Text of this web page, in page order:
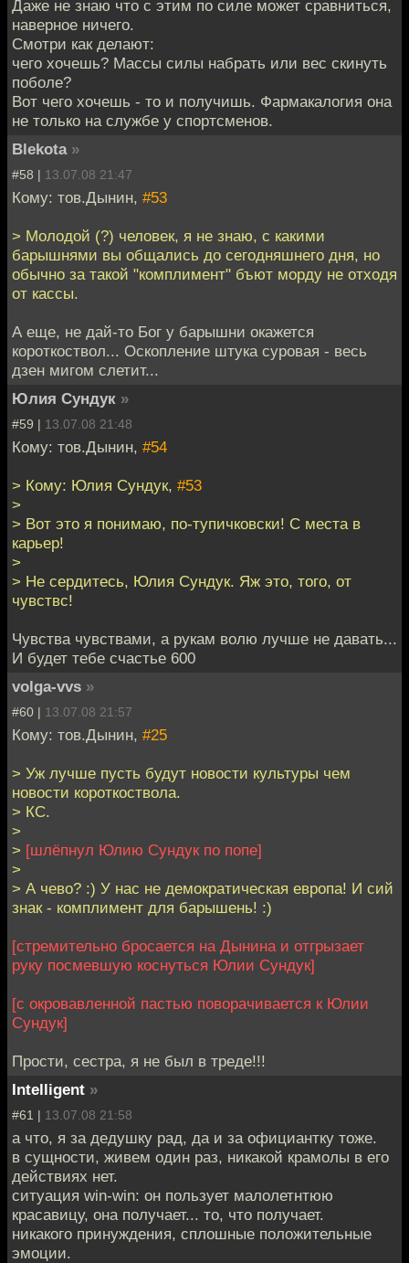
Даже не знаю что с этим по силе может сравниться,
наверное ничего.
Смотри как делают:
чего хочешь? Массы силы набрать или вес скинуть
поболе?
Вот чего хочешь - то и получишь. Фармакалогия она
не только на службе у спортсменов.
Blekota »
#58 | 13.07.08 21:47
Кому: тов.Дынин, #53
> Молодой (?) человек, я не знаю, с какими
барышнями вы общались до сегодняшнего дня, но
обычно за такой "комплимент" бъют морду не отходя
от кассы.
А еще, не дай-то Бог у барышни окажется
короткоствол... Оскопление штука суровая - весь
дзен мигом слетит...
Юлия Сундук »
#59 | 13.07.08 21:48
Кому: тов.Дынин, #54
> Кому: Юлия Сундук, #53
>
> Вот это я понимаю, по-тупичковски! С места в
карьер!
>
> Не сердитесь, Юлия Сундук. Яж это, того, от
чувствс!
Чувства чувствами, а рукам волю лучше не давать...
И будет тебе счастье 600
volga-vvs »
#60 | 13.07.08 21:57
Кому: тов.Дынин, #25
> Уж лучше пусть будут новости культуры чем
новости короткоствола.
> КС.
>
> [шлёпнул Юлию Сундук по попе]
>
> А чево? :) У нас не демократическая европа! И сий
знак - комплимент для барышень! :)
[стремительно бросается на Дынина и отгрызает
руку посмевшую коснуться Юлии Сундук]
[с окровавленной пастью поворачивается к Юлии
Сундук]
Прости, сестра, я не был в треде!!!
Intelligent »
#61 | 13.07.08 21:58
а что, я за дедушку рад, да и за официантку тоже.
в сущности, живем один раз, никакой крамолы в его
действиях нет.
ситуация win-win: он пользует малолетнтюю
красавицу, она получает... то, что получает.
никакого принуждения, сплошные положительные
эмоции.